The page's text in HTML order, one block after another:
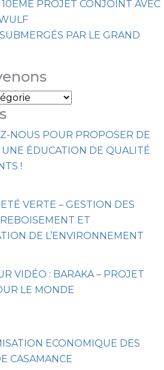
PROJET CONJOINT AVEC
PAR LE GRAND
NOUS POUR PROPOSER DE
ÉDUCATION DE QUALITÉ
!
VERTE – GESTION DES
ET
DE L’ENVIRONNEMENT
VIDÉO : BARAKA – PROJET
LE MONDE
ECONOMIQUE DES
CASAMANCE